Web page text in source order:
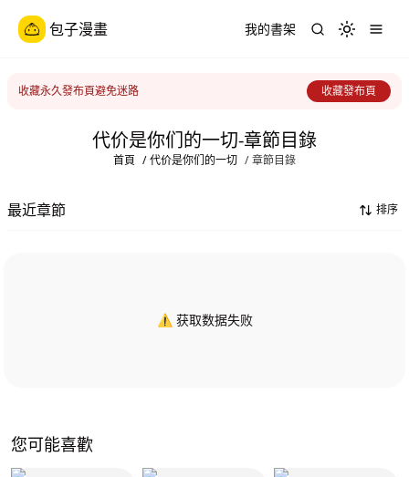
包子漫畫 我的書架 Toggle
收藏永久發布頁避免迷路 收藏發布頁
代价是你们的一切-章節目錄
首頁 / 代价是你们的一切 / 章節目錄
最近章節 排序
⚠️ 获取数据失败
您可能喜歡